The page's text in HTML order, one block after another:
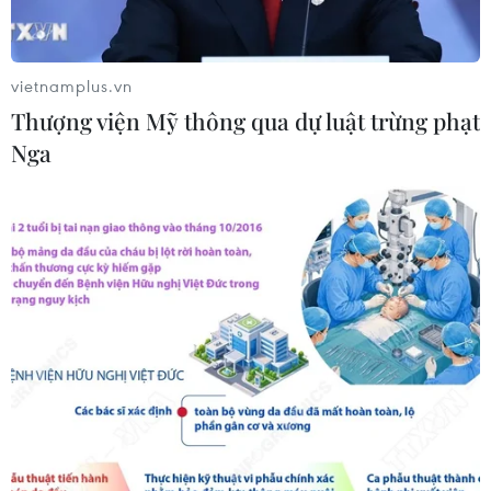
xung đột, hỗ trợ phục hồi tâm lý
19/07/2026 07:17
Phía Nam châu Phi tăng cường phối
19/07/2026 01:03
Điều gì tạo nên niềm tin khi lựa chọn
dinh dưỡng đầu đời cho trẻ?
18/07/2026 01:00
Phân bổ ngân sách chăm sóc sức
vietnamplus.vn
Thượng viện Mỹ thông qua dự luật trừng phạt
Nga